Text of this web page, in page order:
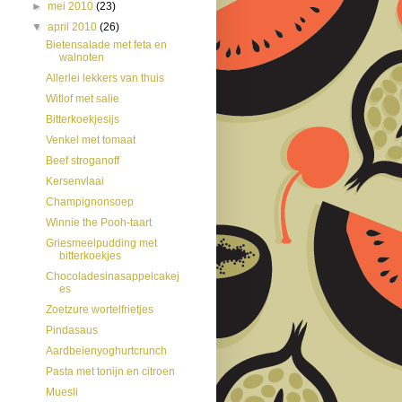
►mei 2010(23)
▼april 2010(26)
Bietensalade met feta en
walnoten
Allerlei lekkers van thuis
Witlof met salie
Bitterkoekjesijs
Venkel met tomaat
Beef stroganoff
Kersenvlaai
Champignonsoep
Winnie the Pooh-taart
Griesmeelpudding met
bitterkoekjes
Chocoladesinasappelcakej
es
Zoetzure wortelfrietjes
Pindasaus
Aardbeienyoghurtcrunch
Pasta met tonijn en citroen
Muesli